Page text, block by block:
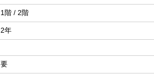
1階 / 2階
2年
要